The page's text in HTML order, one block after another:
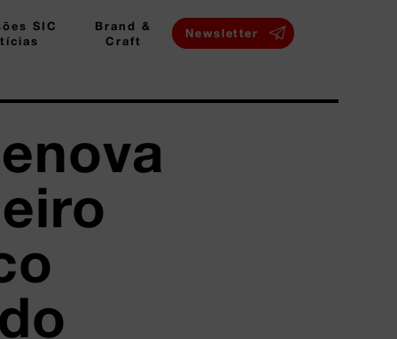
SIC
Brand &
Craft
Newsletter